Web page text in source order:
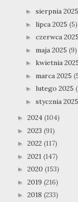
► sierpnia 2025
► lipca 2025 (5)
► czerwca 2025
► maja 2025 (9)
► kwietnia
► marca 2025
► lutego 2025
► stycznia 2025
► 2024 (104)
► 2023 (91)
► 2022 (117)
► 2021 (147)
► 2020 (153)
► 2019 (216)
► 2018 (233)